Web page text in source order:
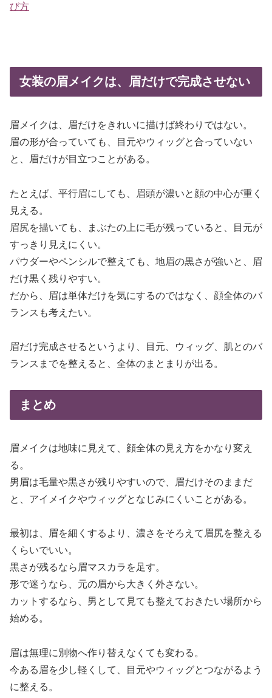
び方
女装の眉メイクは、眉だけで完成させない
眉メイクは、眉だけをきれいに描けば終わりではない。
眉の形が合っていても、目元やウィッグと合っていない
と、眉だけが目立つことがある。
たとえば、平行眉にしても、眉頭が濃いと顔の中心が重く
見える。
眉尻を描いても、まぶたの上に毛が残っていると、目元が
すっきり見えにくい。
パウダーやペンシルで整えても、地眉の黒さが強いと、眉
だけ黒く残りやすい。
だから、眉は単体だけを気にするのではなく、顔全体のバ
ランスも考えたい。
眉だけ完成させるというより、目元、ウィッグ、肌とのバ
ランスまでを整えると、全体のまとまりが出る。
まとめ
眉メイクは地味に見えて、顔全体の見え方をかなり変え
る。
男眉は毛量や黒さが残りやすいので、眉だけそのままだ
と、アイメイクやウィッグとなじみにくいことがある。
最初は、眉を細くするより、濃さをそろえて眉尻を整える
くらいでいい。
黒さが残るなら眉マスカラを足す。
形で迷うなら、元の眉から大きく外さない。
カットするなら、男として見ても整えておきたい場所から
始める。
眉は無理に別物へ作り替えなくても変わる。
今ある眉を少し軽くして、目元やウィッグとつながるよう
に整える。